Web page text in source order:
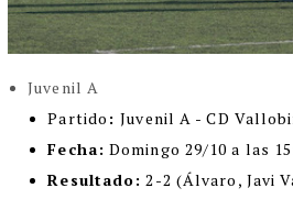
Juvenil A
Partido :Juvenil A - CD
Fecha: Domingo 29/10 a las
Resultado: 2-2 (Álvaro, Javi